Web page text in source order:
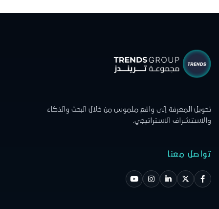
تحويل المعرفة إلى واقع ملموس من خلال البحث والذكاء
والاستشراف الاستراتيجي.
تواصل معنا